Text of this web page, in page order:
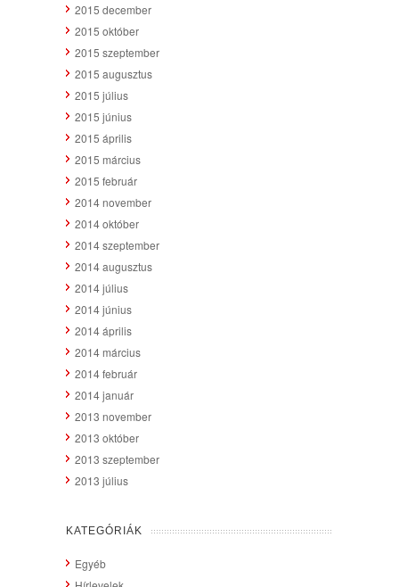
2015 december
2015 október
2015 szeptember
2015 augusztus
2015 július
2015 június
2015 április
2015 március
2015 február
2014 november
2014 október
2014 szeptember
2014 augusztus
2014 július
2014 június
2014 április
2014 március
2014 február
2014 január
2013 november
2013 október
2013 szeptember
2013 július
KATEGÓRIÁK
Egyéb